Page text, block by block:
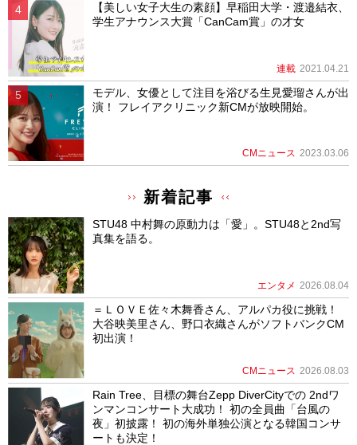
【美しい女子大生の素顔】早稲田大学・渡邉結衣、
学生アナウンス大賞「CanCam賞」の才女
連載 2021.04.21
モデル、女優として注目を浴びる生見愛瑠さんが出
演！ フレイアクリニック新CMが放映開始。
CMニュース 2023.03.06
新着記事
STU48 中村舞の原動力は「愛」。STU48と2nd写
真集を語る。
エンタメ 2026.08.04
＝ＬＯＶＥ佐々木舞香さん、アルパカ役に挑戦！
大谷映美里さん、野口衣織さんがソフトバンクCM
初出演！
CMニュース 2026.08.03
Rain Tree、目標の舞台Zepp DiverCityでの 2ndワ
ンマンコンサート大成功！ 初の全員曲「台風の
夜」初披露！ 初の海外単独公演となる韓国コンサ
ートも決定！